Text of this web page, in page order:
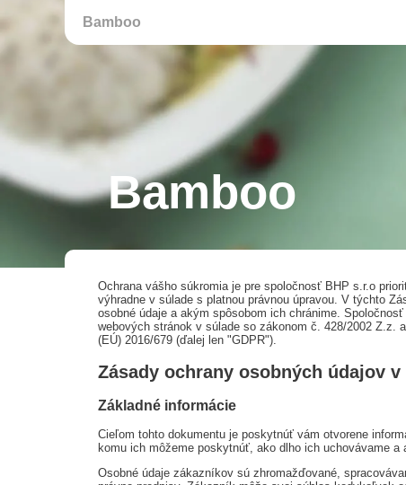
Bamboo
Bamboo
Ochrana vášho súkromia je pre spoločnosť BHP s.r.o
výhradne v súlade s platnou právnou úpravou. V týchto
osobné údaje a akým spôsobom ich chránime.
webových stránok v súlade so zákonom č. 428/2002 Z.z.
(EÚ) 2016/679 (ďalej len "GDPR").
Zásady ochrany osobných údajov v
Základné informácie
Cieľom tohto dokumentu je poskytnúť vám otvorene
komu ich môžeme poskytnúť, ako dlho ich uchovávame
Osobné údaje zákazníkov sú zhromažďované,